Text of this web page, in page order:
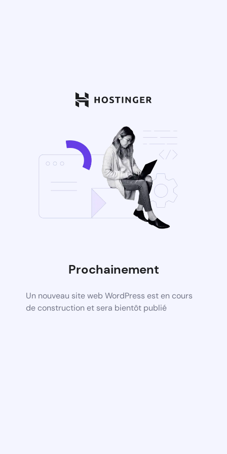
Prochainement
Un nouveau site web WordPress est en cours
de construction et sera bientôt publié